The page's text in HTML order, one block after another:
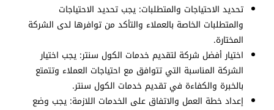
تحديد الاحتياجات والمتطلبات: يجب تحديد الاحتياجات
والمتطلبات الخاصة بالعملاء والتأكد من توافرها لدى الشركة
المختارة.
اختيار أفضل شركة لتقديم خدمات الكول سنتر: يجب اختيار
الشركة المناسبة التي تتوافق مع احتياجات العملاء وتتمتع
بالخبرة والكفاءة في تقديم خدمات الكول سنتر.
إعداد خطة العمل والاتفاق على الخدمات اللازمة: يجب وضع